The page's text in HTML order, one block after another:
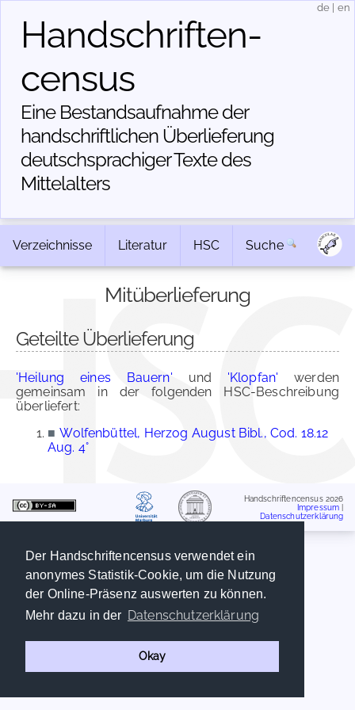
Der Handschriftencensus verwendet ein
anonymes Statistik-Cookie, um die Nutzung
der Online-Präsenz auswerten zu können.
Mehr dazu in der Datenschutzerklärung
Okay
Handschriften­
census
Eine Bestandsaufnahme der
handschriftlichen Über­lieferung
deutschsprachiger Texte des
Mittelalters
de en
Verzeichnisse Literatur HSC Suche
Mitüberlieferung
Geteilte Überlieferung
'Heilung eines Bauern' und 'Klopfan' werden
gemeinsam in der folgenden HSC-Beschreibung
überliefert:
■ Wolfenbüttel, Herzog August Bibl., Cod. 18.12
Aug. 4°
Handschriftencensus 2026
Impressum
Datenschutzerklärung